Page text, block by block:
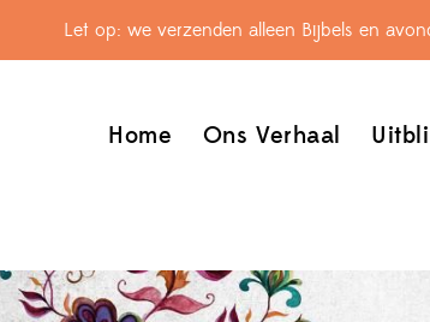
Let op: we verzenden alleen Bijbels en
Home Ons Verhaal